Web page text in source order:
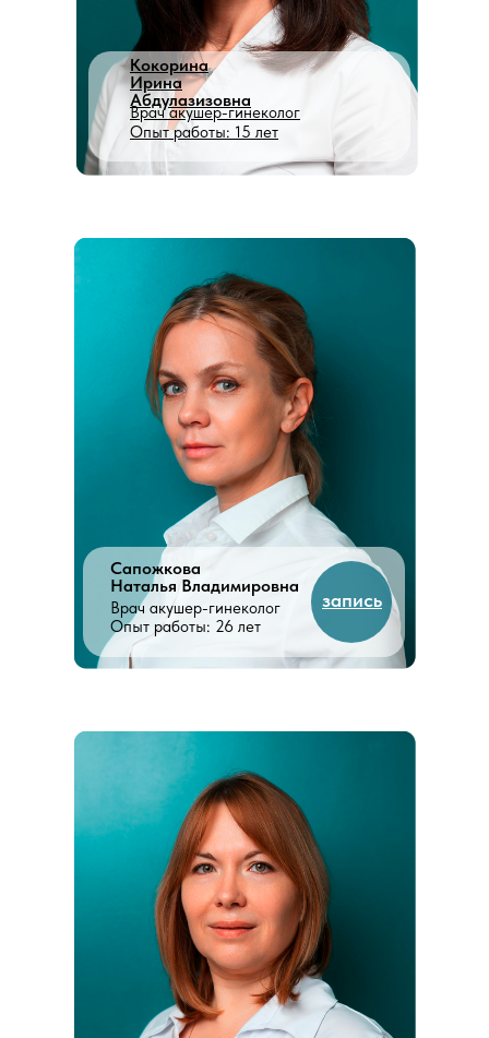
Опыт работы: 26 лет
Врач акушер-гинеколог
Сапожкова
Наталья Владимировна
Врач акушер-гинеколог
Кокорина
Ирина
Абдулазизовна
Опыт работы: 15 лет
запись